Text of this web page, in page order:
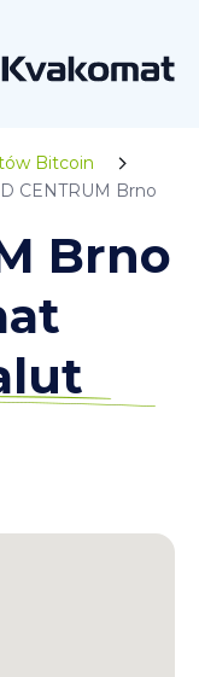
Bitcoin
CENTRUM Brno
Brno